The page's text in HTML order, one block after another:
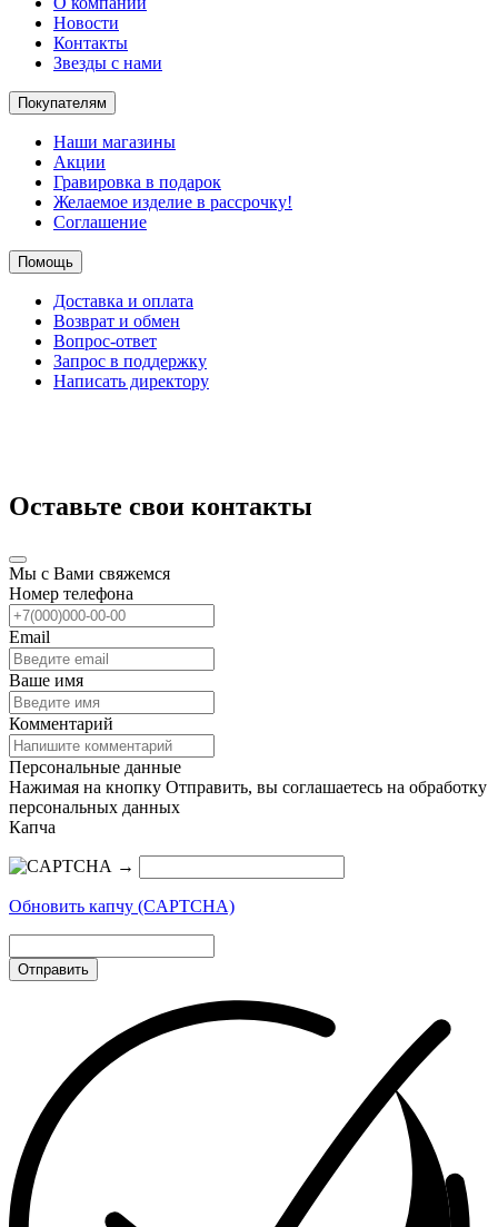
Новости
Контакты
Звезды с нами
Покупателям
Наши магазины
Акции
Гравировка в подарок
Желаемое изделие в рассрочку!
Соглашение
Помощь
Доставка и оплата
Возврат и обмен
Вопрос-ответ
Запрос в поддержку
Написать директору
Оставьте свои контакты
Мы с Вами свяжемся
Номер телефона
Email
Ваше имя
Комментарий
Персональные данные
Нажимая на кнопку Отправить, вы соглашаетесь на обработку
персональных данных
Капча
→
Обновить капчу (CAPTCHA)
Отправить